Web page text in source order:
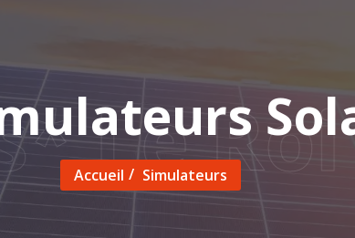
Le Roi
Accueil Simulateurs